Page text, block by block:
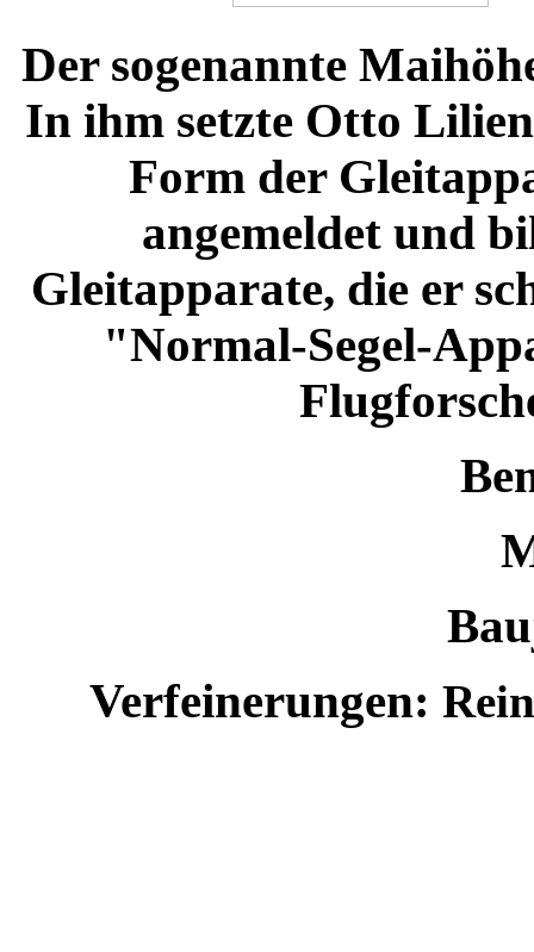
Der sogenannte
In ihm setzte Otto
Form der
angemeldet und
Gleitapparate, die er
"Normal-Segel-
Verfeinerungen: